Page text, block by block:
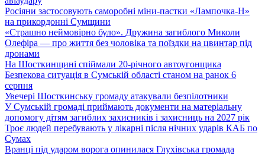
Росіяни застосовують саморобні міни-пастки «Лампочка-Н»
на прикордонні Сумщини
«Страшно неймовірно було». Дружина загиблого Миколи
Олефіра — про життя без чоловіка та поїздки на цвинтар під
дронами
На Шосткинщині спіймали 20-річного автоугонщика
Безпекова ситуація в Сумській області станом на ранок 6
серпня
Увечері Шосткинську громаду атакували безпілотники
У Сумській громаді приймають документи на матеріальну
допомогу дітям загиблих захисників і захисниць на 2027 рік
Троє людей перебувають у лікарні після нічних ударів КАБ по
Сумах
Вранці під ударом ворога опинилася Глухівська громада